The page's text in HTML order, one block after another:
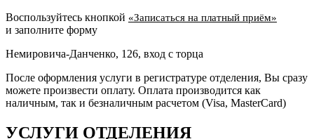
Воспользуйтесь кнопкой «Записаться на платный приём»
и заполните форму
Немировича-Данченко, 126, вход с торца
После оформления услуги в регистратуре отделения, Вы сразу
можете произвести оплату. Оплата производится как
наличным, так и безналичным расчетом (Visa, MasterCard)
УСЛУГИ ОТДЕЛЕНИЯ